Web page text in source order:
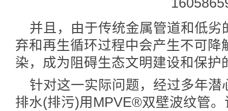
并且，由于传统金属管道和低
弃和再生循环过程中会产生不可
染，成为阻碍生态文明建设和保护
针对这一实际问题，经过多年
排水(排污)用MPVE®双壁波纹管